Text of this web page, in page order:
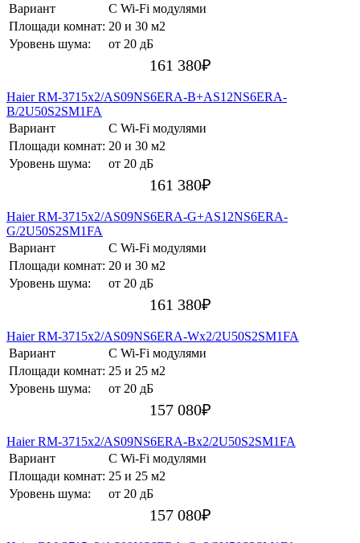
Вариант
С Wi-Fi модулями
Площади комнат: 20 и 30 м2
Уровень шума:
от 20 дБ
161 380₽
Haier RM-3715х2/AS09NS6ERA-B+AS12NS6ERA-
B/2U50S2SM1FA
Вариант
С Wi-Fi модулями
Площади комнат: 20 и 30 м2
Уровень шума:
от 20 дБ
161 380₽
Haier RM-3715х2/AS09NS6ERA-G+AS12NS6ERA-
G/2U50S2SM1FA
Вариант
С Wi-Fi модулями
Площади комнат: 20 и 30 м2
Уровень шума:
от 20 дБ
161 380₽
Haier RM-3715х2/AS09NS6ERA-Wх2/2U50S2SM1FA
Вариант
С Wi-Fi модулями
Площади комнат: 25 и 25 м2
Уровень шума:
от 20 дБ
157 080₽
Haier RM-3715х2/AS09NS6ERA-Bх2/2U50S2SM1FA
Вариант
С Wi-Fi модулями
Площади комнат: 25 и 25 м2
Уровень шума:
от 20 дБ
157 080₽